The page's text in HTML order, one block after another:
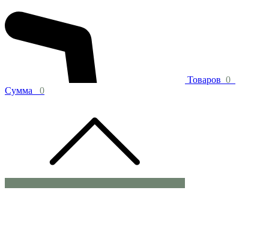
Товаров 0
Сумма
0